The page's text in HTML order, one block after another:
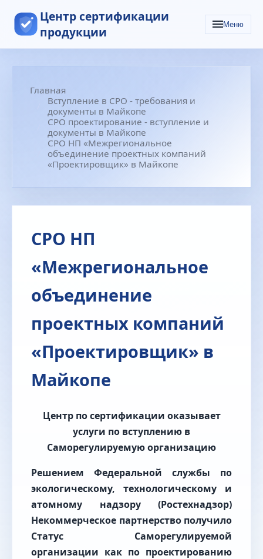
Центр сертификации
продукции
Меню
Главная
Вступление в СРО - требования и
документы в Майкопе
СРО проектирование - вступление и
документы в Майкопе
СРО НП «Межрегиональное
объединение проектных компаний
«Проектировщик» в Майкопе
СРО НП
«Межрегиональное
объединение
проектных компаний
«Проектировщик» в
Майкопе
Центр по сертификации оказывает
услуги по вступлению в
Саморегулируемую организацию
Решением Федеральной службы по
экологическому, технологическому и
атомному надзору (Ростехнадзор)
Некоммерческое партнерство получило
Статус Саморегулируемой
организации как по проектированию